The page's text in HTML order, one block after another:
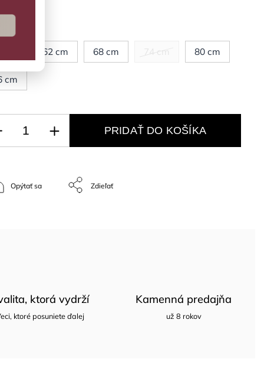
62 cm 68 cm 80 cm
cm
PRIDAŤ DO KOŠÍKA
Opýtať sa Zdieľať
ktorá vydrží
ktoré posuniete ďalej
Kamenná predajňa
už 8 rokov